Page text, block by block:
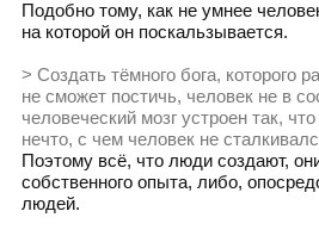
Подобно тому, как не умнее
на которой он поскальзывается.
> Создать тёмного бога, которого
не сможет постичь, человек не в
человеческий мозг устроен так,
нечто, с чем человек не
Поэтому всё, что люди создают,
собственного опыта, либо,
людей.